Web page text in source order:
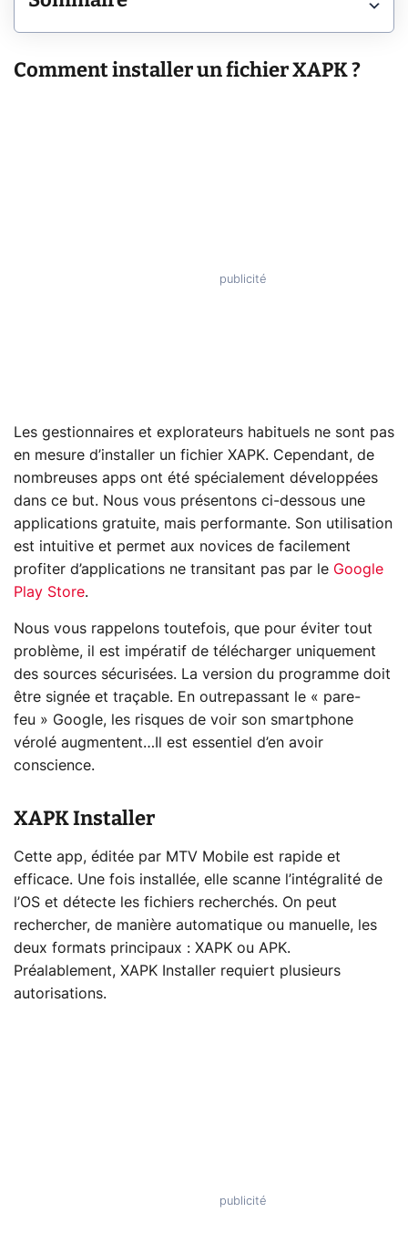
Comment installer un fichier XAPK ?
Les gestionnaires et explorateurs habituels ne sont pas
en mesure d’installer un fichier XAPK. Cependant, de
nombreuses apps ont été spécialement développées
dans ce but. Nous vous présentons ci-dessous une
applications gratuite, mais performante. Son utilisation
est intuitive et permet aux novices de facilement
profiter d’applications ne transitant pas par le Google
Play Store.
Nous vous rappelons toutefois, que pour éviter tout
problème, il est impératif de télécharger uniquement
des sources sécurisées. La version du programme doit
être signée et traçable. En outrepassant le « pare-
feu » Google, les risques de voir son smartphone
vérolé augmentent…Il est essentiel d’en avoir
conscience.
XAPK Installer
Cette app, éditée par MTV Mobile est rapide et
efficace. Une fois installée, elle scanne l’intégralité de
l’OS et détecte les fichiers recherchés. On peut
rechercher, de manière automatique ou manuelle, les
deux formats principaux : XAPK ou APK.
Préalablement, XAPK Installer requiert plusieurs
autorisations.